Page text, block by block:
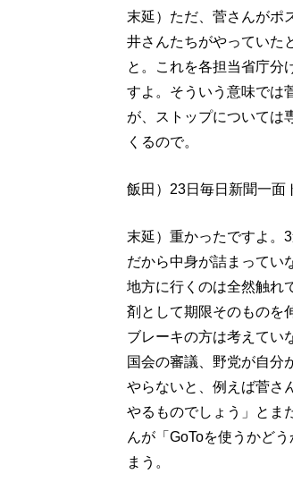
末延）ただ、菅さんがポ
井さんたちがやっていた
と。これを各担当省庁分
すよ。そういう意味では
が、ストップについては
くるので。
飯田）23日毎日新聞一面
末延）重かったですよ。
だから中身が詰まってい
地方に行くのは全然触れ
剤として期限そのものを
ブレーキの方は考えてい
国会の審議、野党が自分
やらないと、例えば菅さ
やるものでしょう」とま
んが「GoToを使うかど
まう。